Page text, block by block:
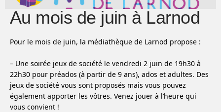
Au mois de juin à Larnod
Pour le mois de juin, la médiathèque de Larnod propose :
– Une soirée jeux de société le vendredi 2 juin de 19h30 à
22h30 pour préados (à partir de 9 ans), ados et adultes. Des
jeux de société vous sont proposés mais vous pouvez
également apporter les vôtres. Venez jouer à l’heure qui
vous convient !